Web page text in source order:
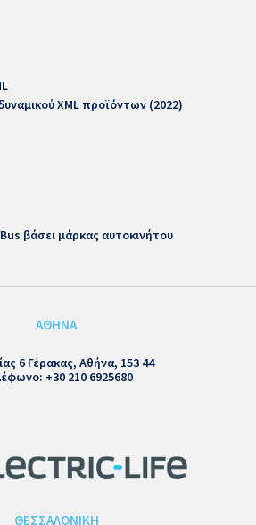
XML προϊόντων (2022)
βάσει μάρκας αυτοκινήτου
ΑΘΗΝΑ
6 Γέρακας, Αθήνα, 153 44
+30 210 6925680
ΘΕΣΣΑΛΟΝΙΚΗ